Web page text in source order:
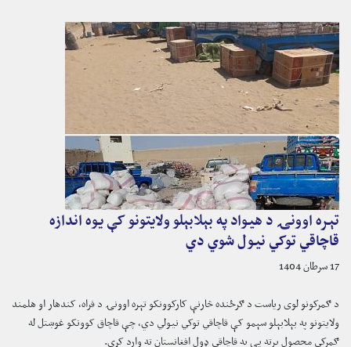
تېره اوونۍ د هیواد په بېلابېلو ولایتونو کې یوه اندازه
قاچاقي توکي نیول شوي دي
17 سرطان 1404
د ګمرکونو لوی ریاست د ګرځنده څارنې کارکوونکو تېره اوونۍ د فراه، کندهار او هلمند
ولایتونو په بېلابېلو سېمو کې قاچاقي توکي نیولي دي، چې قاچاق کوونکو غوښتل له
ګمرکي محصول پرته یې په قاچاقي ډول افغانستان ته وارد کړي.